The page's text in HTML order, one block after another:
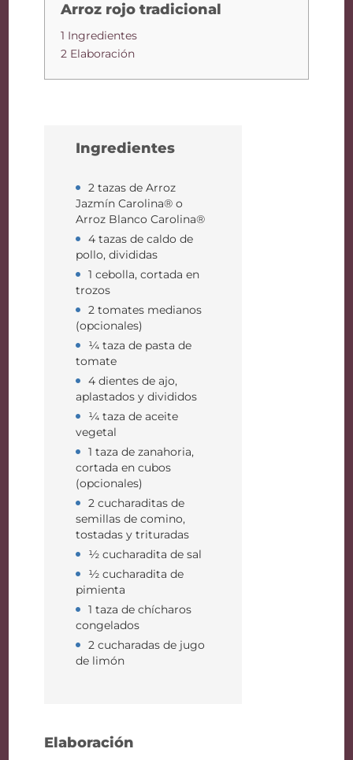
Arroz rojo tradicional
1 Ingredientes
2 Elaboración
Ingredientes
2 tazas de Arroz
Jazmín Carolina® o
Arroz Blanco Carolina®
4 tazas de caldo de
pollo, divididas
1 cebolla, cortada en
trozos
2 tomates medianos
(opcionales)
¼ taza de pasta de
tomate
4 dientes de ajo,
aplastados y divididos
¼ taza de aceite
vegetal
1 taza de zanahoria,
cortada en cubos
(opcionales)
2 cucharaditas de
semillas de comino,
tostadas y trituradas
½ cucharadita de sal
½ cucharadita de
pimienta
1 taza de chícharos
congelados
2 cucharadas de jugo
de limón
Elaboración